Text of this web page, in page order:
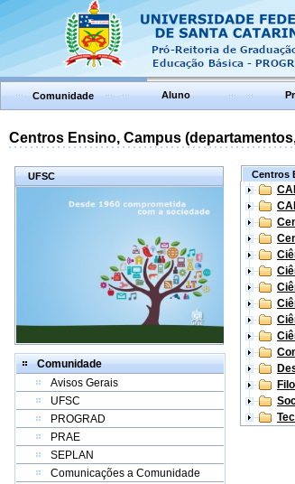
Comunidade Aluno
Centros Ensino, Campus
UFSC
Comunidade
Avisos Gerais
UFSC
PROGRAD
PRAE
SEPLAN
Comunicações a Comunidade
Centros